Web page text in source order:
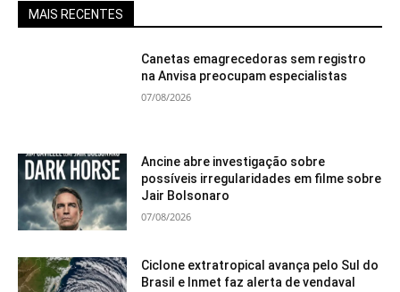
MAIS RECENTES
Canetas emagrecedoras sem registro
na Anvisa preocupam especialistas
07/08/2026
Ancine abre investigação sobre
possíveis irregularidades em filme sobre
Jair Bolsonaro
07/08/2026
Ciclone extratropical avança pelo Sul do
Brasil e Inmet faz alerta de vendaval